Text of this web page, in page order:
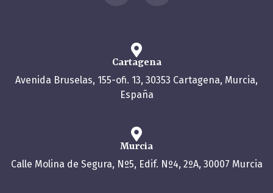
Cartagena
Avenida Bruselas, 155-ofi. 13, 30353 Cartagena, Murcia,
España
Murcia
Calle Molina de Segura, Nº5, Edif. Nº4, 2ºA, 30007 Murcia